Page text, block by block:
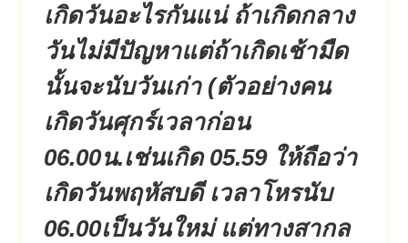
เกิดวันอะไรกันแน่ ถ้าเกิดกลาง
วันไม่มีปัญหาแต่ถ้าเกิดเช้ามืด
นั้นจะนับวันเก่า (ตัวอย่างคน
เกิดวันศุกร์เวลาก่อน
06.00น.เช่นเกิด 05.59 ให้ถือว่า
เกิดวันพฤหัสบดี เวลาโหรนับ
06.00เป็นวันใหม่ แต่ทางสากล